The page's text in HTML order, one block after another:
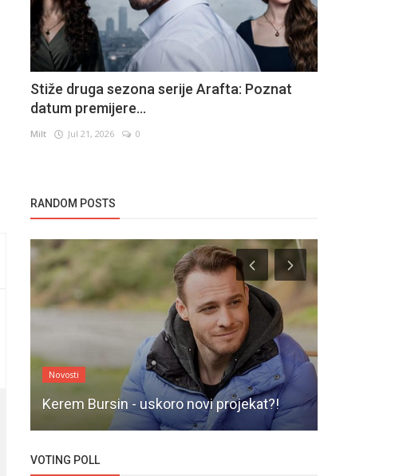
Stiže druga sezona serije Arafta: Poznat
datum premijere...
Milt Jul 21, 2026 0
RANDOM POSTS
Novosti
Kerem Bursin - uskoro novi projekat?!
VOTING POLL